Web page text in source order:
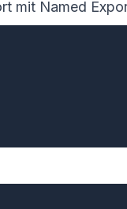
mit Named